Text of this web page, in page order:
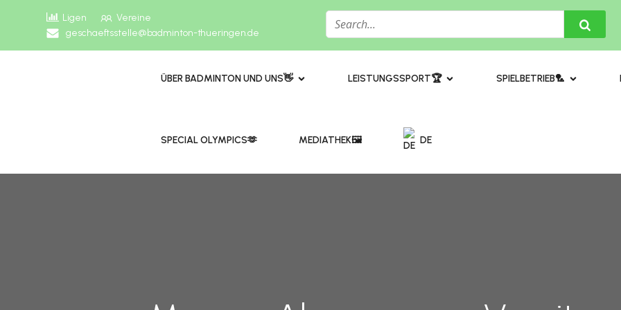
Ligen
Vereine
geschaeftsstelle@badminton-thueringen.de
ÜBER BADMINTON UND UNS👋 ​LEISTUNGSSPORT🏆 SPIELBETRIEB🏸
​​SPECIAL OLYMPICS🫶 MEDIATHEK🖼️​ DE